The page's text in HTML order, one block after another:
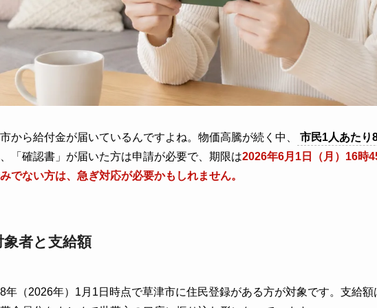
から給付金が届いているんですよね。物価高騰が続く中、 市民1人あたり
「確認書」が届いた方は申請が必要で、期限は2026年6月1日（月）16時
でない方は、急ぎ対応が必要かもしれません。
象者と支給額
年（2026年）1月1日時点で草津市に住民登録がある方が対象です。支給額